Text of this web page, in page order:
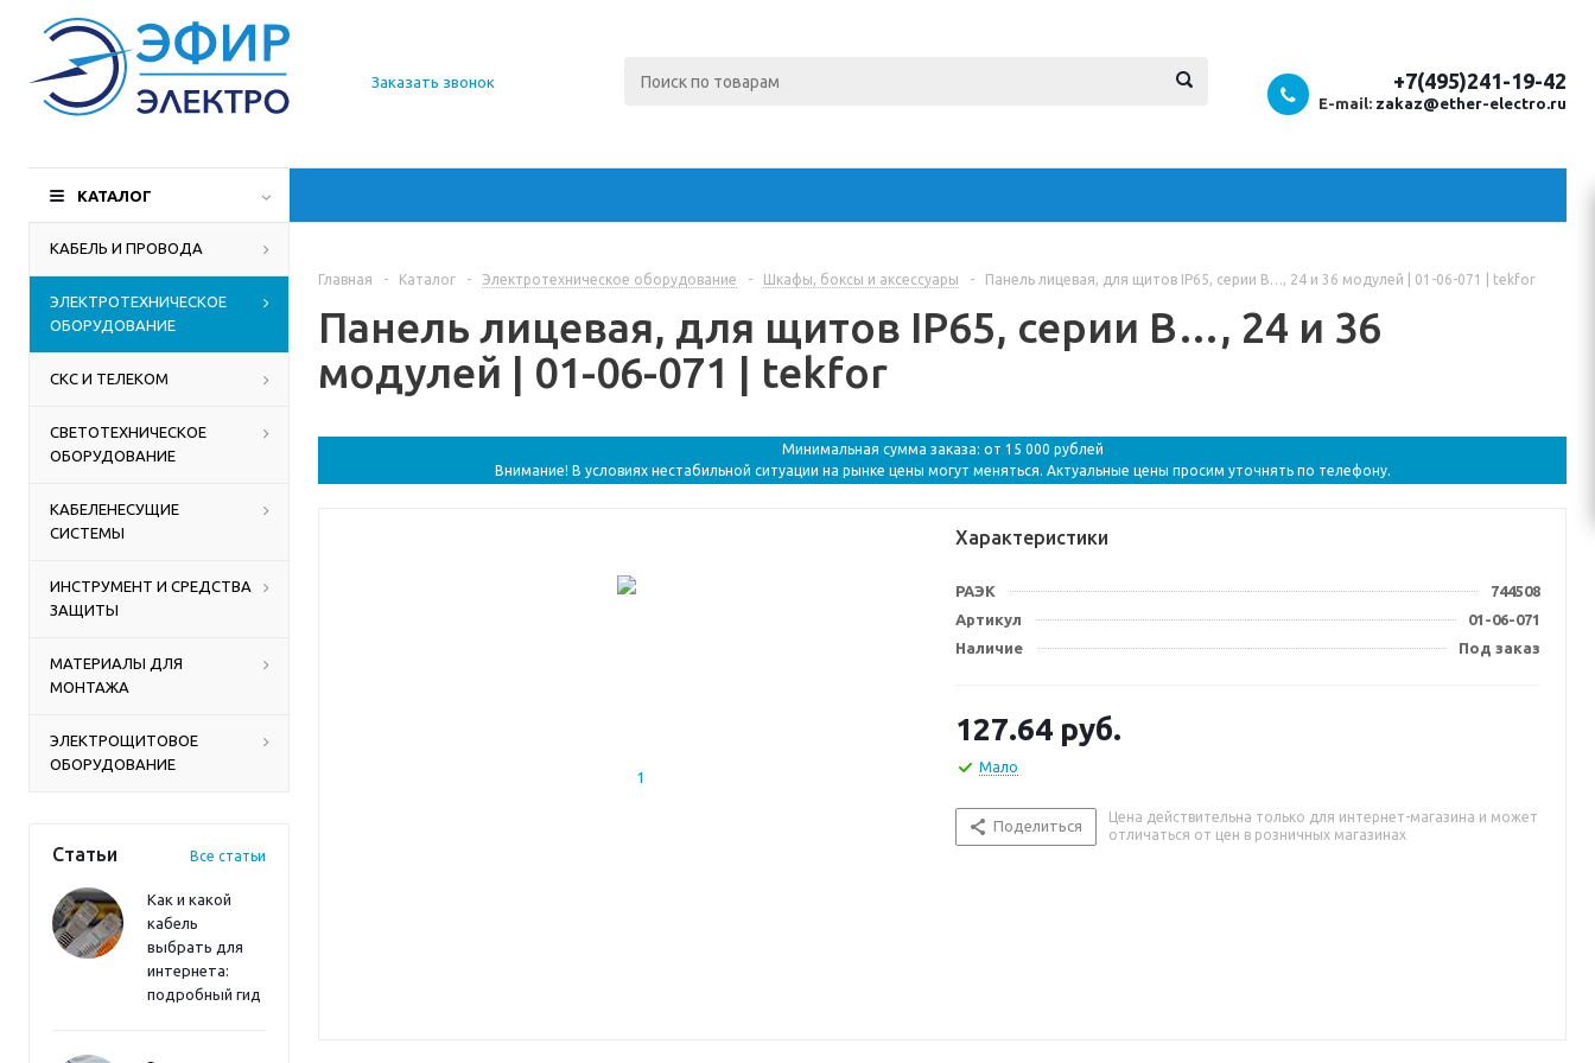
О компании
Доставка
Производители
Контакты
Заказать звонок +7(495)241-19-42
E-mail: zakaz@ether-electro.ru
КАТАЛОГ
КАБЕЛЬ И ПРОВОДА
ЭЛЕКТРОТЕХНИЧЕСКОЕ
ОБОРУДОВАНИЕ
СКС И ТЕЛЕКОМ
СВЕТОТЕХНИЧЕСКОЕ
ОБОРУДОВАНИЕ
КАБЕЛЕНЕСУЩИЕ
СИСТЕМЫ
ИНСТРУМЕНТ И СРЕДСТВА
ЗАЩИТЫ
МАТЕРИАЛЫ ДЛЯ
МОНТАЖА
ЭЛЕКТРОЩИТОВОЕ
ОБОРУДОВАНИЕ
Статьи Все статьи
Как и какой
кабель
выбрать для
интернета:
подробный гид
Главная - Каталог - Электротехническое оборудование - Шкафы, боксы и аксессуары - Панель лицевая, для щитов IP65, серии B…, 24 и 36 модулей | 01-06-071 | tekfor
Панель лицевая, для щитов IP65, серии B…, 24 и 36
модулей | 01-06-071 | tekfor
Минимальная сумма заказа: от 15 000 рублей
Внимание! В условиях нестабильной ситуации на рынке цены могут меняться. Актуальные цены просим уточнять по телефону.
Характеристики
РАЭК
744508
Артикул
01-06-071
Наличие
Под заказ
127.64 руб.
Мало
Поделиться
Цена действительна только для интернет-магазина и может
отличаться от цен в розничных магазинах